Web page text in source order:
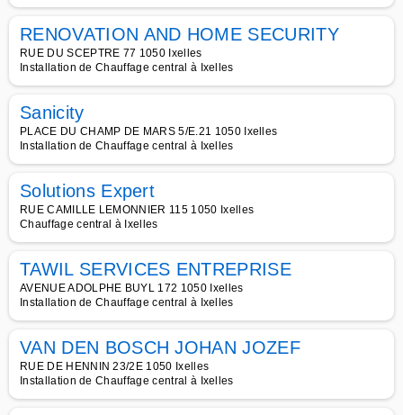
RENOVATION AND HOME SECURITY
RUE DU SCEPTRE 77 1050 Ixelles
Installation de Chauffage central à Ixelles
Sanicity
PLACE DU CHAMP DE MARS 5/E.21 1050 Ixelles
Installation de Chauffage central à Ixelles
Solutions Expert
RUE CAMILLE LEMONNIER 115 1050 Ixelles
Chauffage central à Ixelles
TAWIL SERVICES ENTREPRISE
AVENUE ADOLPHE BUYL 172 1050 Ixelles
Installation de Chauffage central à Ixelles
VAN DEN BOSCH JOHAN JOZEF
RUE DE HENNIN 23/2E 1050 Ixelles
Installation de Chauffage central à Ixelles